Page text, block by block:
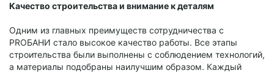
Качество строительства и внимание к деталям
Одним из главных преимуществ сотрудничества с
PROБАНИ стало высокое качество работы. Все этапы
строительства были выполнены с соблюдением технологий,
а материалы подобраны наилучшим образом. Каждый